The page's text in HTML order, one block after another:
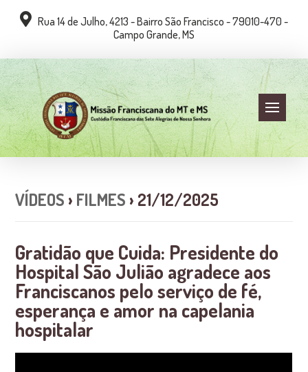
Rua 14 de Julho, 4213 - Bairro São Francisco - 79010-470 -
Campo Grande, MS
VÍDEOS › FILMES › 21/12/2025
Gratidão que Cuida: Presidente do
Hospital São Julião agradece aos
Franciscanos pelo serviço de fé,
esperança e amor na capelania
hospitalar